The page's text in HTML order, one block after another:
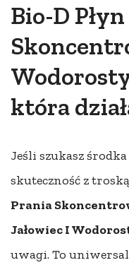
Bio-D
która
Jeśli szukasz
skuteczność z
Prania
Jałowiec I
uwagi. To